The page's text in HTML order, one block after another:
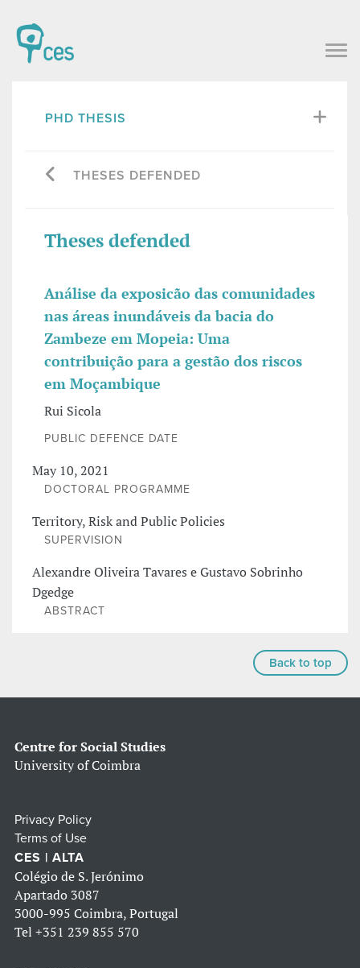
PHD THESIS
THESES DEFENDED
Theses defended
Análise da exposicão das comunidades
nas áreas inundáveis da bacia do
Zambeze em Mopeia: Uma
contribuição para a gestão dos riscos
em Moçambique
Rui Sicola
PUBLIC DEFENCE DATE
May 10, 2021
DOCTORAL PROGRAMME
Territory, Risk and Public Policies
SUPERVISION
Alexandre Oliveira Tavares e Gustavo Sobrinho
Dgedge
ABSTRACT
Back to top
Centre for Social Studies
University of Coimbra
Privacy Policy
Terms of Use
CES | ALTA
Colégio de S. Jerónimo
Apartado 3087
3000-995 Coimbra, Portugal
Tel +351 239 855 570